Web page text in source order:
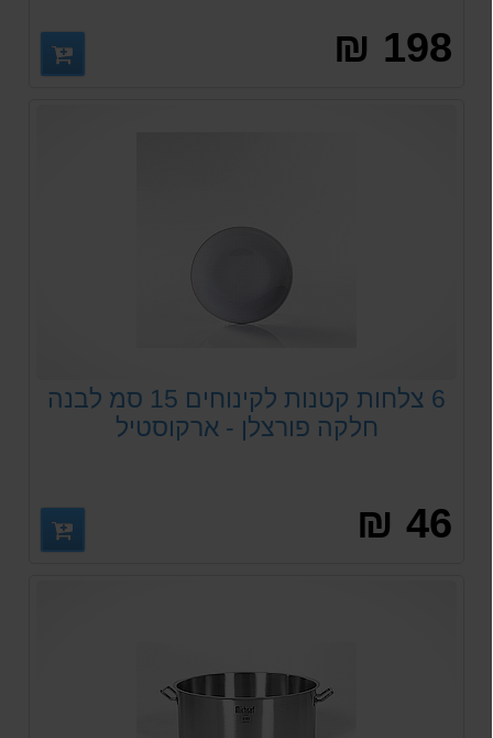
198 ₪
6 צלחות קטנות לקינוחים 15 סמ לבנה
חלקה פורצלן - ארקוסטיל
46 ₪